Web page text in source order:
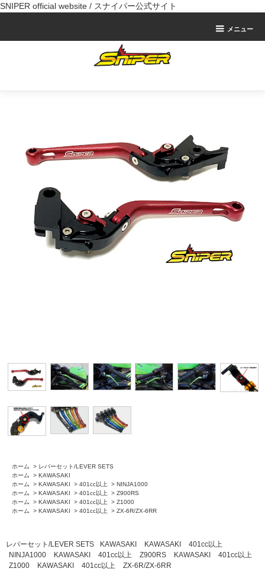
SNIPER official website / スナイパー公式サイト
メニュー
ホーム > レバーセット/LEVER SETS
ホーム
> KAWASAKI
ホーム
> KAWASAKI > 401cc以上 > NINJA1000
ホーム
> KAWASAKI > 401cc以上 > Z900RS
ホーム
> KAWASAKI > 401cc以上 > Z1000
ホーム
> KAWASAKI > 401cc以上 > ZX-6R/ZX-6RR
レバーセット/LEVER SETS KAWASAKI KAWASAKI
401cc以上
NINJA1000
KAWASAKI 401cc以上 Z900RS KAWASAKI
401cc以上
Z1000
KAWASAKI 401cc以上 ZX-6R/ZX-6RR